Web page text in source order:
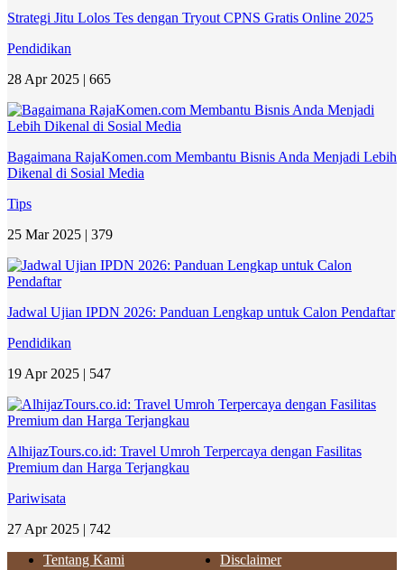
Strategi Jitu Lolos Tes dengan Tryout CPNS Gratis Online 2025
Pendidikan
28 Apr 2025 | 665
Bagaimana RajaKomen.com Membantu Bisnis Anda Menjadi Lebih
Dikenal di Sosial Media
Tips
25 Mar 2025 | 379
Jadwal Ujian IPDN 2026: Panduan Lengkap untuk Calon Pendaftar
Pendidikan
19 Apr 2025 | 547
AlhijazTours.co.id: Travel Umroh Terpercaya dengan Fasilitas
Premium dan Harga Terjangkau
Pariwisata
27 Apr 2025 | 742
Tentang Kami
Disclaimer